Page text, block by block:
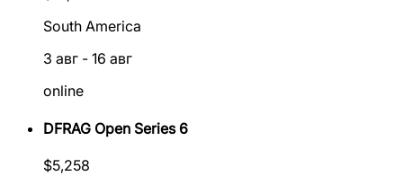
South America
3 авг - 16 авг
online
DFRAG Open Series 6
$5,258